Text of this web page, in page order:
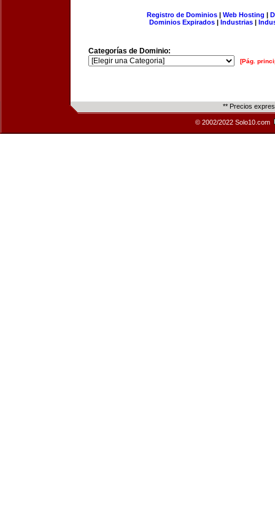
Registro de Dominios| Web Hosting |
Dominios Expirados | Industrias |
Categorías de Dominio:
[Pág.
** Precios
© 2002/2022 Solo10.com